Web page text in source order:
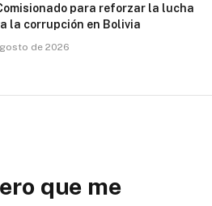
para reforzar la lucha
la corrupción en Bolivia
de 2026
que me